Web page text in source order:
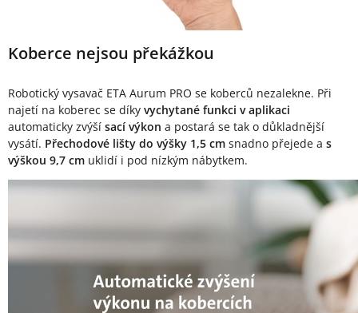
Koberce nejsou překážkou
Robotický vysavač ETA Aurum PRO se koberců nezalekne. Při
najetí na koberec se díky vychytané funkci v aplikaci
automaticky zvýší sací výkon a postará se tak o důkladnější
vysátí. Přechodové lišty do výšky 1,5 cm snadno přejede a s
výškou 9,7 cm uklidí i pod nízkým nábytkem.